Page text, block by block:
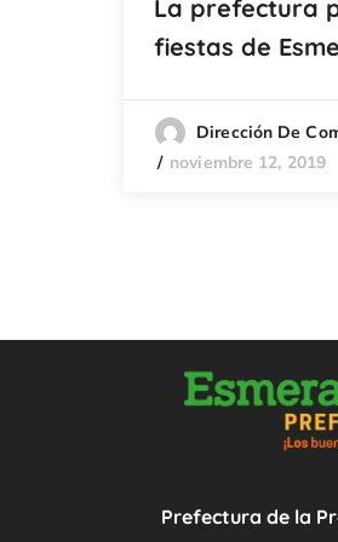
La prefectura
fiestas de
Dirección De
noviembre 12, 2019
Prefectura de la